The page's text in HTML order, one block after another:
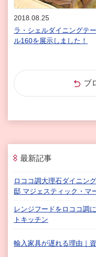
2018.08.25
ラ・シェルダイニングテ
ル160を展示しました！
ブ
最新記事
ロココ調大理石ダイニン
邸 マジェスティック・マ
レンジフードをロココ調
トキッチン
輸入家具が遅れる理由｜